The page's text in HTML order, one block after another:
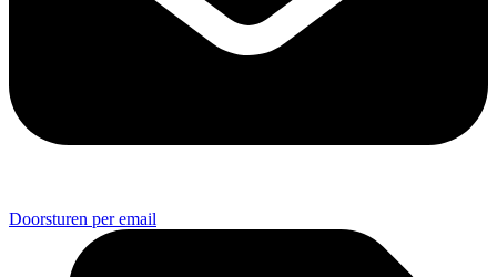
Doorsturen per email